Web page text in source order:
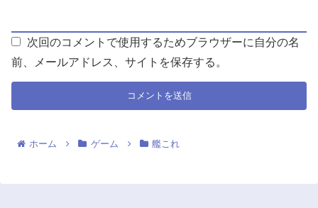
次回のコメントで使用するためブラウザーに自分の名
前、メールアドレス、サイトを保存する。
ホーム ゲーム 艦これ